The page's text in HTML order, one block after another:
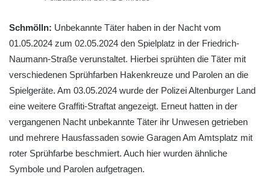
Schmölln: Unbekannte Täter haben in der Nacht vom
01.05.2024 zum 02.05.2024 den Spielplatz in der Friedrich-
Naumann-Straße verunstaltet. Hierbei sprühten die Täter mit
verschiedenen Sprühfarben Hakenkreuze und Parolen an die
Spielgeräte. Am 03.05.2024 wurde der Polizei Altenburger Land
eine weitere Graffiti-Straftat angezeigt. Erneut hatten in der
vergangenen Nacht unbekannte Täter ihr Unwesen getrieben
und mehrere Hausfassaden sowie Garagen Am Amtsplatz mit
roter Sprühfarbe beschmiert. Auch hier wurden ähnliche
Symbole und Parolen aufgetragen.